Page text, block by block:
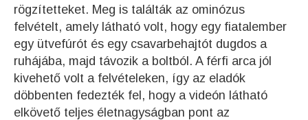
rögzítetteket. Meg is találták az ominózus
felvételt, amely látható volt, hogy egy fiatalember
egy ütvefúrót és egy csavarbehajtót dugdos a
ruhájába, majd távozik a boltból. A férfi arca jól
kivehető volt a felvételeken, így az eladók
döbbenten fedezték fel, hogy a videón látható
elkövető teljes életnagyságban pont az